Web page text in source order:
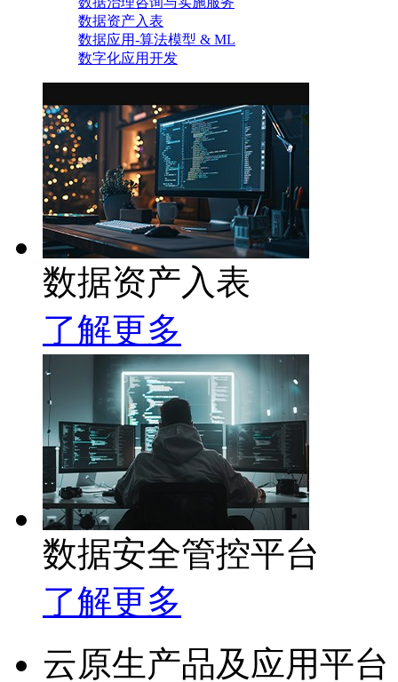
数据资产入表
数据应用-算法模型 & ML
数字化应用开发
数据资产入表
了解更多
数据安全管控平台
了解更多
云原生产品及应用平台